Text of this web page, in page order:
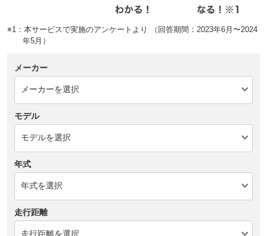
※1：本サービスで実施のアンケートより （回答期間：2023年6月〜2024
年5月）
メーカー
モデル
年式
走行距離